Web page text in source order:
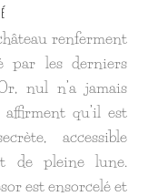
renferment
par les derniers
nul n’a jamais
qu’il est
accessible
de pleine lune.
est ensorcelé et